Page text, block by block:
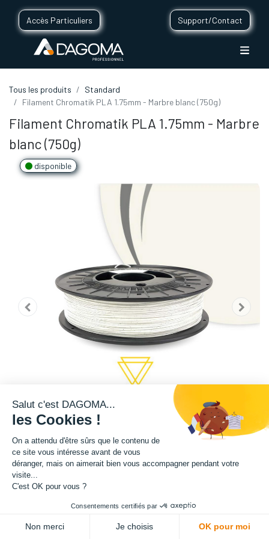
Accès Particuliers Support/Contact
Tous les produits
Standard
Filament Chromatik PLA 1.75mm - Marbre blanc (750g)
Filament Chromatik PLA 1.75mm - Marbre
blanc (750g)
disponible
Cette bobine à l'effet marbré est disponible en format 750g.
Diamètre : 1.75 mm
Salut c'est DAGOMA...
les Cookies !
On a attendu d'être sûrs que le contenu de
ce site vous intéresse avant de vous
déranger, mais on aimerait bien vous accompagner pendant votre
visite...
C'est OK pour vous ?
Consentements certifiés par
Non merci Je choisis OK pour moi